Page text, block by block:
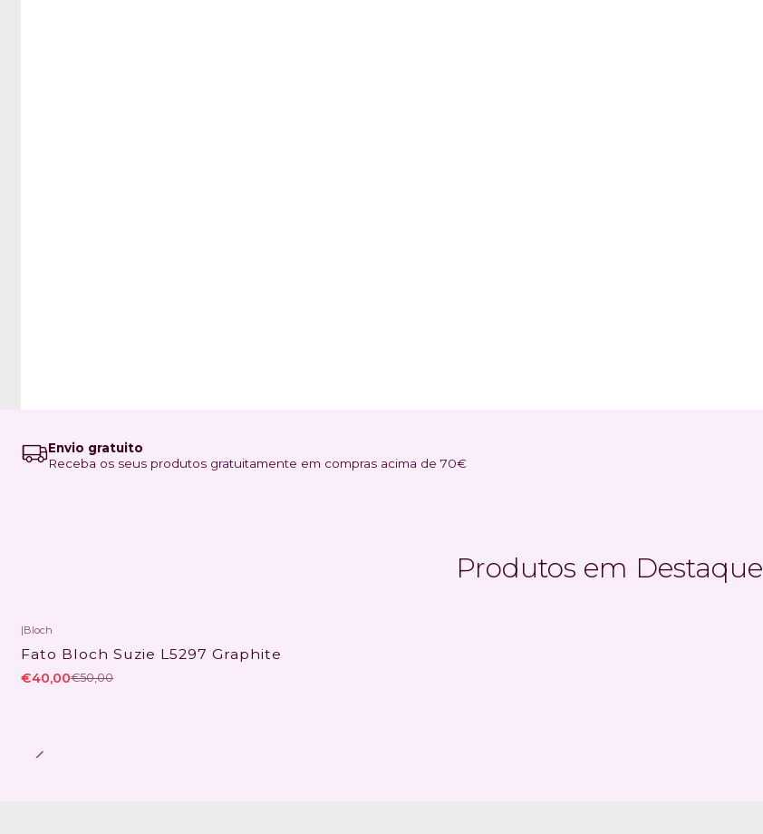
Envio gratuito
Receba os seus produtos gratuitamente em compras acima de 70€
Produtos em Destaque
|Bloch
Fato Bloch Suzie L5297 Graphite
€40,00€50,00